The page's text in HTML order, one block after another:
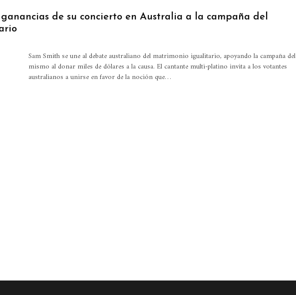
de su concierto en Australia a la campaña del
Sam Smith se une al debate australiano del matrimonio igualitario, apoyando la campaña del
mismo al donar miles de dólares a la causa. El cantante multi-platino invita a los votantes
australianos a unirse en favor de la noción que…